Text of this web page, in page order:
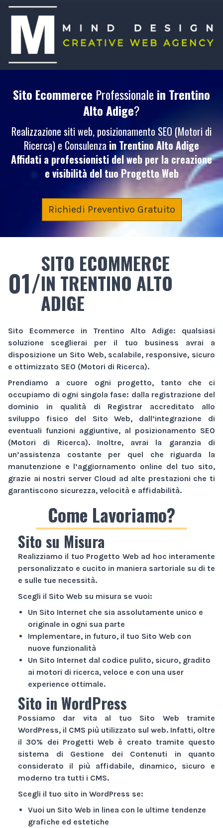
Sito Ecommerce Professionale in Trentino
Alto Adige?
Realizzazione siti web, posizionamento SEO (Motori di
Ricerca) e Consulenza in Trentino Alto Adige
Affidati a professionisti del web per la creazione
e visibilità del tuoProgetto Web
Richiedi Preventivo Gratuito
01/
SITO ECOMMERCE
IN TRENTINO ALTO
ADIGE
Sito Ecommerce in Trentino Alto Adige: qualsiasi
soluzione sceglierai per il tuo business avrai a
disposizione un Sito Web, scalabile, responsive, sicuro
e ottimizzato SEO (Motori di Ricerca).
Prendiamo a cuore ogni progetto, tanto che ci
occupiamo di ogni singola fase: dalla registrazione del
dominio in qualità di Registrar accreditato allo
sviluppo fisico del Sito Web, dall’integrazione di
eventuali funzioni aggiuntive, al posizionamento SEO
(Motori di Ricerca). Inoltre, avrai la garanzia di
un’assistenza costante per quel che riguarda la
manutenzione e l’aggiornamento online del tuo sito,
grazie ai nostri server Cloud ad alte prestazioni che ti
garantiscono sicurezza, velocità e affidabilità.
Come Lavoriamo?
Sito su Misura
Realizziamo il tuo Progetto Web ad hoc interamente
personalizzato e cucito in maniera sartoriale su di te
e sulle tue necessità.
Scegli il Sito Web su misura se vuoi:
Un Sito Internet che sia assolutamente unico e
originale in ogni sua parte
Implementare, in futuro, il tuo Sito Web con
nuove funzionalità
Un Sito Internet dal codice pulito, sicuro, gradito
ai motori di ricerca, veloce e con una user
experience ottimale.
Sito in WordPress
Possiamo dar vita al tuo Sito Web tramite
WordPress, il CMS più utilizzato sul web. Infatti, oltre
il 30% dei Progetti Web è creato tramite questo
sistema di Gestione dei Contenuti in quanto
considerato il più affidabile, dinamico, sicuro e
moderno tra tutti i CMS.
Scegli il tuo sito in WordPress se:
Vuoi un Sito Web in linea con le ultime tendenze
grafiche ed estetiche